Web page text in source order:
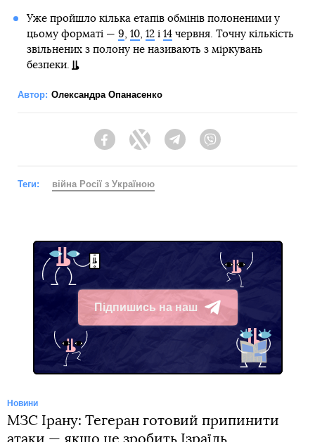
Уже пройшло кілька етапів обмінів полоненими у
цьому форматі — 9, 10, 12і 14червня. Точну кількість
звільнених з полону не називають з міркувань
безпеки.
Автор: Олександра Опанасенко
FacebookTwitter Telegram
Теги: війна Росії з Україною
Підпишись на наш
Telegram
Новини
МЗС Ірану: Тегеран готовий припинити
атаки — якщо це зробить Ізраїль